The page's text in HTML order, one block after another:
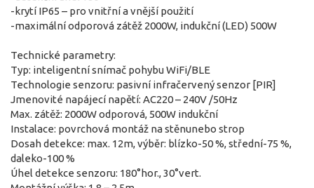
-krytí IP65 – pro vnitřní a vnější použití
-maximální odporová zátěž 2000W, indukční (LED) 500W
Technické parametry:
Typ: inteligentní snímač pohybu WiFi/BLE
Technologie senzoru: pasivní infračervený senzor [PIR]
Jmenovité napájecí napětí: AC220 – 240V /50Hz
Max. zátěž: 2000W odporová, 500W indukční
Instalace: povrchová montáž na stěnunebo strop
Dosah detekce: max. 12m, výběr: blízko-50 %, střední-75 %,
daleko-100 %
Úhel detekce senzoru: 180°hor., 30°vert.